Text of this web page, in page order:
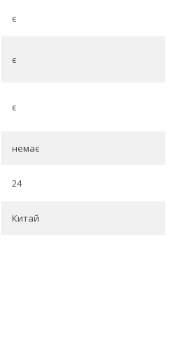
є
є
є
немає
24
Китай